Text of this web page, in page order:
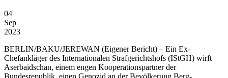
04
Sep
2023
BERLIN/BAKU/JEREWAN (Eigener Bericht) – Ein Ex-
Chefankläger des Internationalen Strafgerichtshofs (IStGH) wirft
Aserbaidschan, einem engen Kooperationspartner der
Bundesrepublik, einen Genozid an der Bevölkerung Berg-